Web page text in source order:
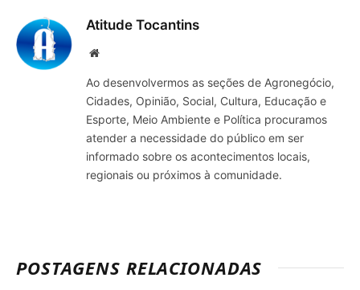
Atitude Tocantins
Site
Ao desenvolvermos as seções de Agronegócio,
Cidades, Opinião, Social, Cultura, Educação e
Esporte, Meio Ambiente e Política procuramos
atender a necessidade do público em ser
informado sobre os acontecimentos locais,
regionais ou próximos à comunidade.
POSTAGENS RELACIONADAS